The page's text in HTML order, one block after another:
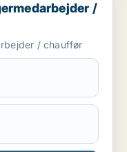
/
/ chauffør